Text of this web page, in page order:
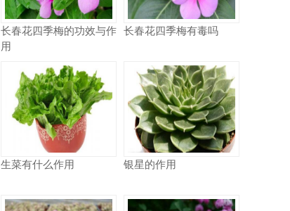
长春花四季梅的功效与作
用
长春花四季梅有毒吗
生菜有什么作用 银星的作用